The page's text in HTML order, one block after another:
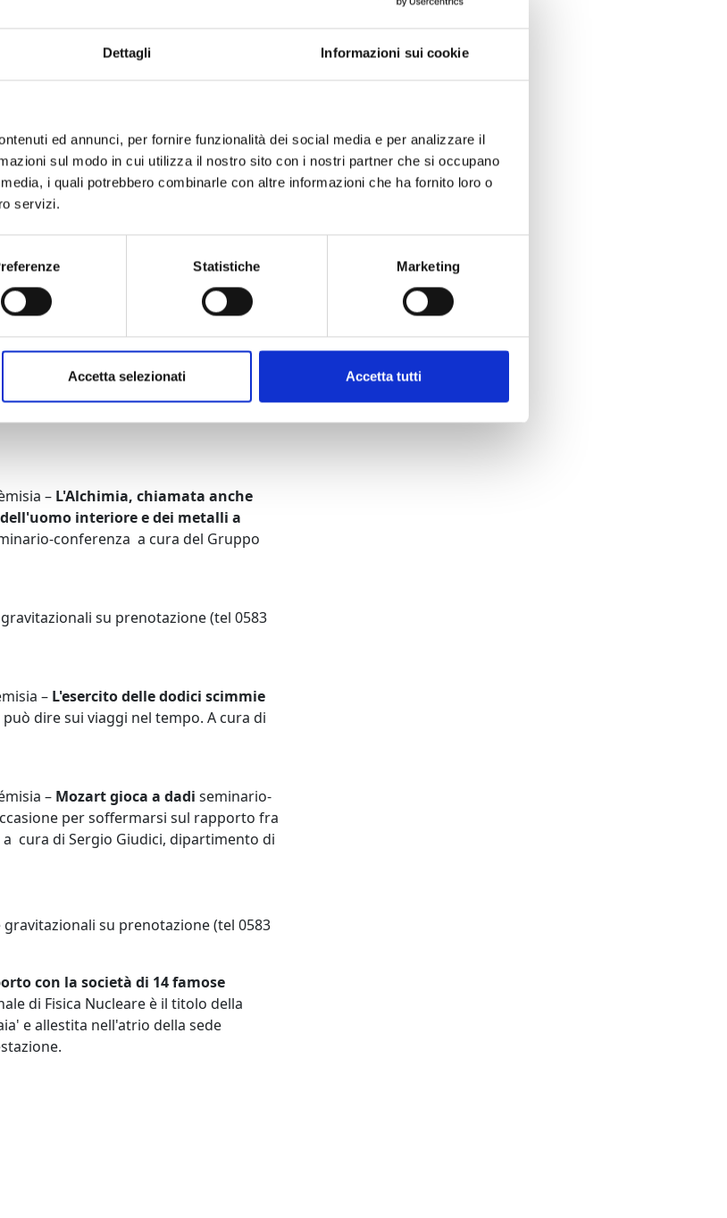
Dettagli Informazioni sui cookie
ed annunci, per fornire funzionalità dei social media e per analizzare il
sul modo in cui utilizza il nostro sito con i nostri partner che si occupano
i quali potrebbero combinarle con altre informazioni che ha fornito loro o
servizi.
Statistiche Marketing
Accetta selezionati Accetta tutti
– Il cammino dell'informazione,
Francesco Romani, Ordinario di
–
Simbolismo geometrico
–Lo studio della volta celestea
su prenotazione (tel 0583
–Onde gravitazionali e VIRGO
di Fisica Nucleare dell'Università di
– L'Alchimia, chiamata anche
interiore e dei metalli a
conferenza a cura del Gruppo
su prenotazione (tel 0583
– L'esercito delle dodici scimmie
dire sui viaggi nel tempo. A cura di
– Mozart gioca a dadi seminario-
per soffermarsi sul rapporto fra
cura di Sergio Giudici, dipartimento di
su prenotazione (tel 0583
con la società di 14 famose
di Fisica Nucleare è il titolo della
e allestita nell'atrio della sede